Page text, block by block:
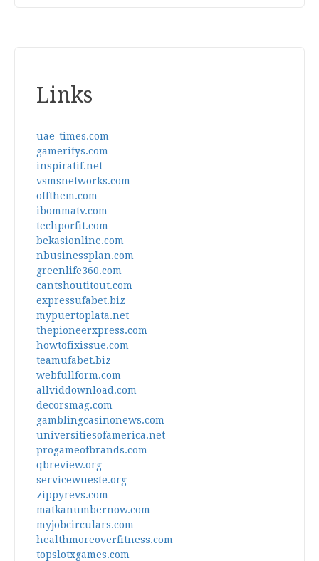
Links
uae-times.com
gamerifys.com
inspiratif.net
vsmsnetworks.com
offthem.com
ibommatv.com
techporfit.com
bekasionline.com
nbusinessplan.com
greenlife360.com
cantshoutitout.com
expressufabet.biz
mypuertoplata.net
thepioneerxpress.com
howtofixissue.com
teamufabet.biz
webfullform.com
allviddownload.com
decorsmag.com
gamblingcasinonews.com
universitiesofamerica.net
progameofbrands.com
qbreview.org
servicewueste.org
zippyrevs.com
matkanumbernow.com
myjobcirculars.com
healthmoreoverfitness.com
topslotxgames.com